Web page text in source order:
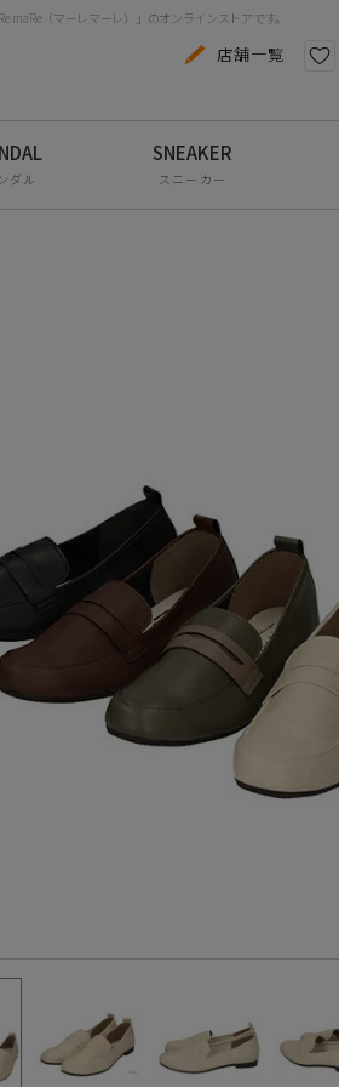
（マーレマーレ）」のオンラインストアです。
店舗一覧
ダル スニーカー
：約1.5cm
目安
S-23.0cm M-23.5cm L-24.0cm LL-
品は原材料の高騰により新価格となりま
コンフォートシューズ
パンプス
スニーカー
色から
ルの高さから探す
1cm以上2cm未満
8cm以上